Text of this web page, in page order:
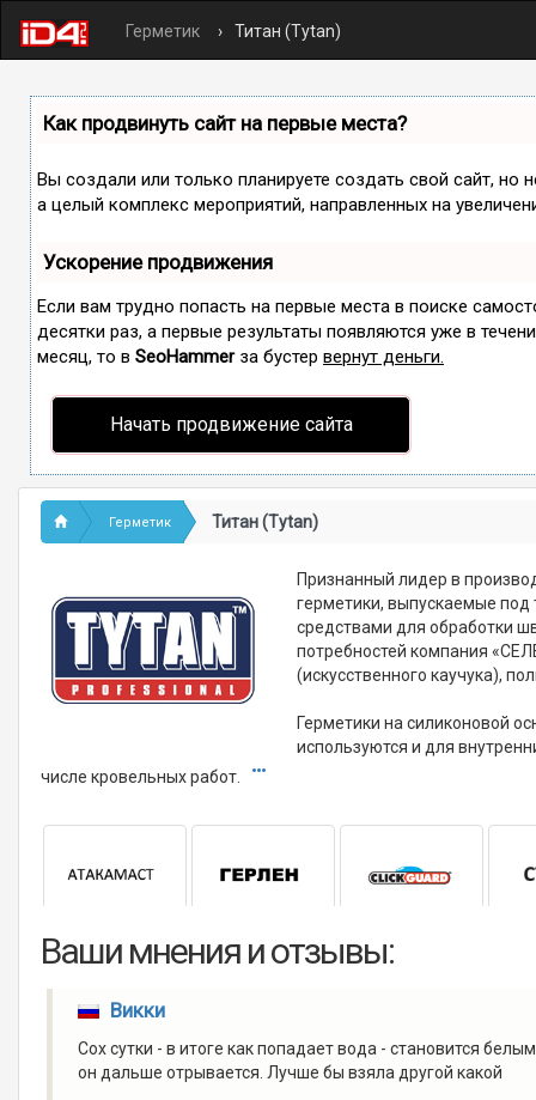
Герметик Титан (Tytan)
Как продвинуть сайт на первые места?
Вы создали или только планируете создать свой сайт, но
а целый комплекс мероприятий, направленных на
Ускорение продвижения
Если вам трудно попасть на первые места в поиске
десятки раз, а первые результаты появляются уже в
месяц, то в SeoHammerза бустер вернут деньги.
Начать продвижение сайта
Герметик Титан (Tytan)
Признанный лидер в
герметики, выпускаемые
средствами для обработки
потребностей компания
(искусственного каучука),
Герметики на силиконовой
используются и для
числе кровельных работ.
Ваши мнения и отзывы:
Викки
Сох сутки - в итоге как попадает вода - становится
он дальше отрывается. Лучше бы взяла другой какой